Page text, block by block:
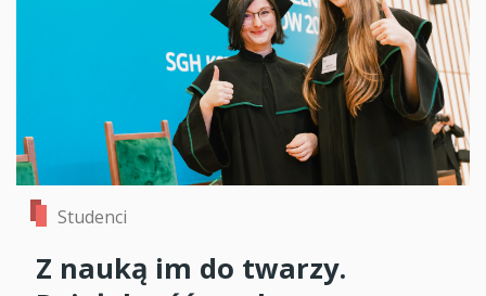
Studenci
Z nauką im do twarzy.